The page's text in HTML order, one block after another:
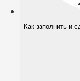
Как заполнить и